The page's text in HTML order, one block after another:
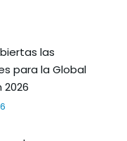
las
para la Global